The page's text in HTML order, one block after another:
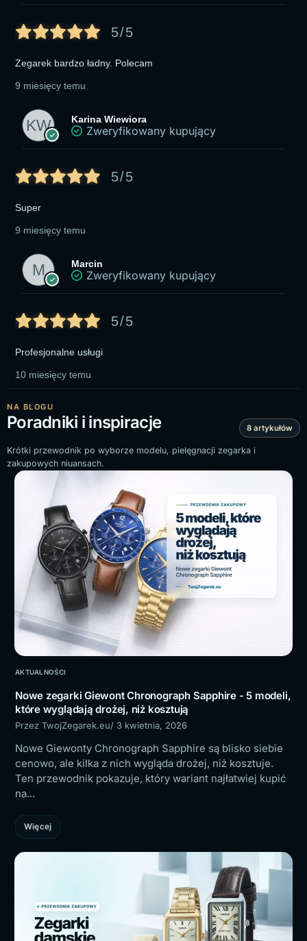
5/5
Zegarek bardzo ładny. Polecam
9 miesięcy temu
Karina Wiewiora
Zweryfikowany kupujący
5/5
Super
9 miesięcy temu
Marcin
Zweryfikowany kupujący
5/5
Profesjonalne usługi
10 miesięcy temu
NA BLOGU
Poradniki i inspiracje 8 artykułów
Krótki przewodnik po wyborze modelu, pielęgnacji zegarka i
zakupowych niuansach.
AKTUALNOŚCI
Nowe zegarki Giewont Chronograph Sapphire - 5 modeli,
które wyglądają drożej, niż kosztują
Przez TwojZegarek.eu/ 3 kwietnia, 2026
Nowe Giewonty Chronograph Sapphire są blisko siebie
cenowo, ale kilka z nich wygląda drożej, niż kosztuje.
Ten przewodnik pokazuje, który wariant najłatwiej kupić
na...
Więcej